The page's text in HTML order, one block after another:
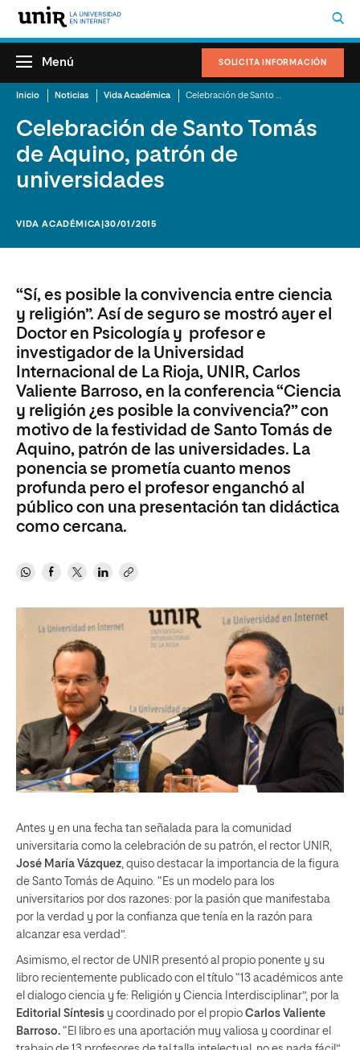
SOLICITA INFORMACIÓN
Menú
Inicio Noticias Vida Académica
Celebración de Santo Tomás
de Aquino, patrón de
universidades
VIDA ACADÉMICA |30/01/2015
“Sí, es posible la convivencia entre ciencia
y religión”. Así de seguro se mostró ayer el
Doctor en Psicología y profesor e
investigador de la Universidad
Internacional de La Rioja, UNIR, Carlos
Valiente Barroso, en la conferencia “Ciencia
y religión ¿es posible la convivencia?” con
motivo de la festividad de Santo Tomás de
Aquino, patrón de las universidades. La
ponencia se prometía cuanto menos
profunda pero el profesor enganchó al
público con una presentación tan didáctica
como cercana.
Antes y en una fecha tan señalada para la comunidad
universitaria como la celebración de su patrón, el rector UNIR,
José María Vázquez , quiso destacar la importancia de la figura
de Santo Tomás de Aquino. “Es un modelo para los
universitarios por dos razones: por la pasión que manifestaba
por la verdad y por la confianza que tenía en la razón para
alcanzar esa verdad”.
Asimismo, el rector de UNIR presentó al propio ponente y su
libro recientemente publicado con el título “13 académicos ante
el dialogo ciencia y fe: Religión y Ciencia Interdisciplinar”, por la
Editorial Síntesis y coordinado por el propio Carlos Valiente
Barroso. “El libro es una aportación muy valiosa y coordinar el